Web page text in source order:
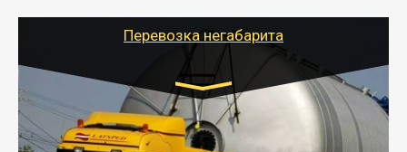
Перевозка негабарита
Цена за км. Рассчитывается
индивидуально